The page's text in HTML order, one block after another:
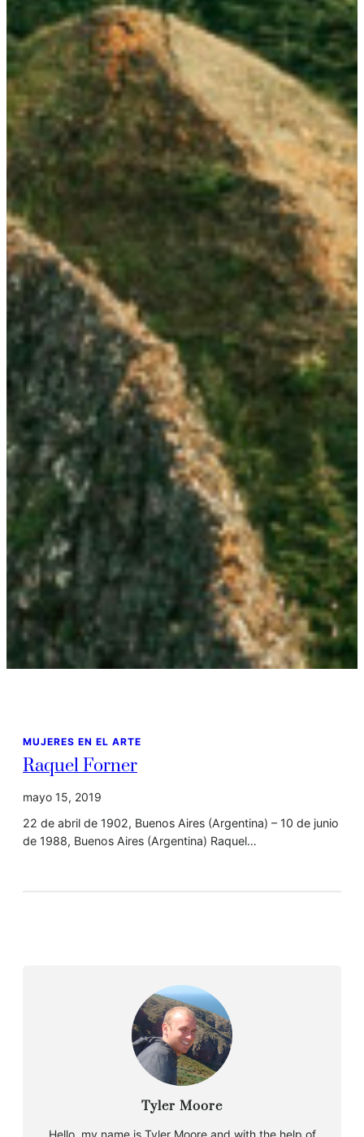
MUJERES EN EL ARTE
Raquel Forner
mayo 15, 2019
22 de abril de 1902, Buenos Aires (Argentina) – 10 de junio
de 1988, Buenos Aires (Argentina) Raquel…
Tyler Moore